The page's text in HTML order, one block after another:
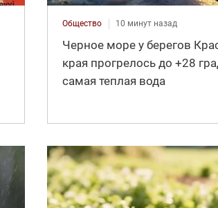
Общество 10 минут назад
Черное море у берегов
края прогрелось до +28
самая теплая вода